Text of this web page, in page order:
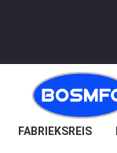
FABRIEKSREIS